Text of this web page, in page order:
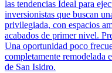
las tendencias Ideal para
inversionistas que buscan
privilegiada, con espacios
acabados de primer nivel.
Una oportunidad poco
completamente remodelada
de San Isidro.